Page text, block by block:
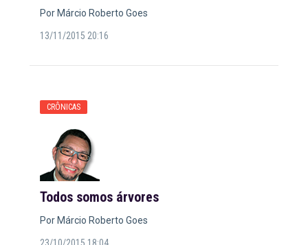
Por Márcio Roberto Goes
13/11/2015 20:16
CRÔNICAS
Todos somos árvores
Por Márcio Roberto Goes